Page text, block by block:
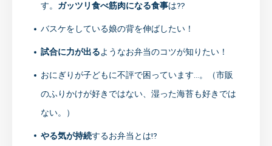
す。 ガッツリ食べ筋肉になる食事は⁇
バスケをしている娘の背を伸ばしたい！
試合に力が出るようなお弁当のコツが知りたい！
おにぎりが子どもに不評で困っています…。（市販
のふりかけが好きではない、湿った海苔も好きでは
ない。）
やる気が持続するお弁当とは⁉️